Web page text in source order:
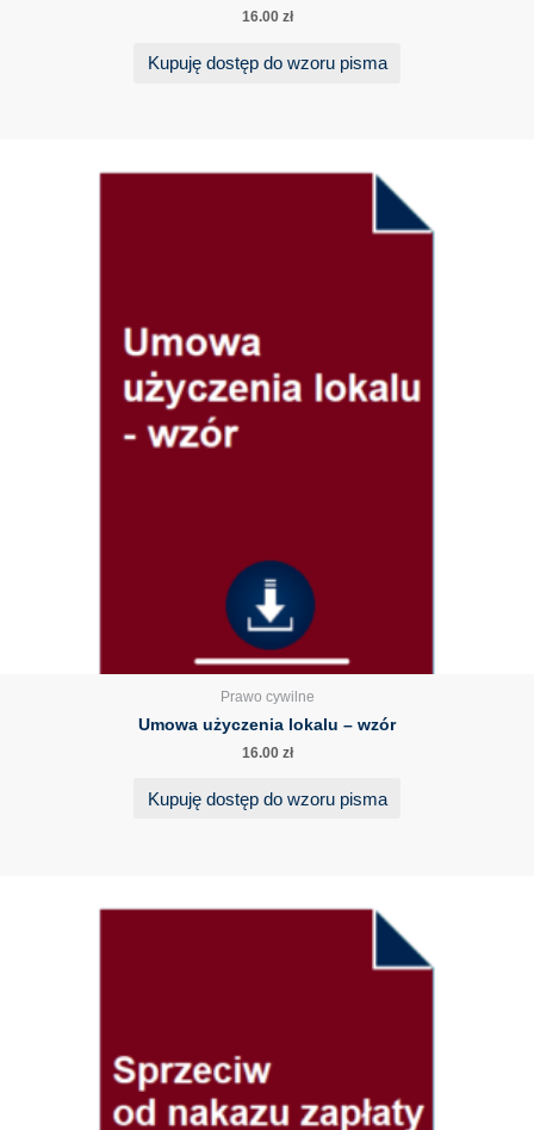
16.00 zł
Kupuję dostęp do wzoru pisma
Prawo cywilne
Umowa użyczenia lokalu – wzór
16.00 zł
Kupuję dostęp do wzoru pisma